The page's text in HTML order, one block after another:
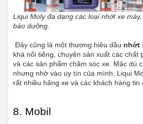
Liqui Moly đa dạng các loại nhớt xe
bảo dưỡng.
Đây cũng là một thương hiệu dầu nhớt
khá nổi tiếng, chuyên sản xuất các chất
và các sản phẩm chăm sóc xe. Mặc dù
nhưng nhờ vào uy tín của mình, Liqui
rất nhiều hãng xe và các khách hàng tin
8. Mobil